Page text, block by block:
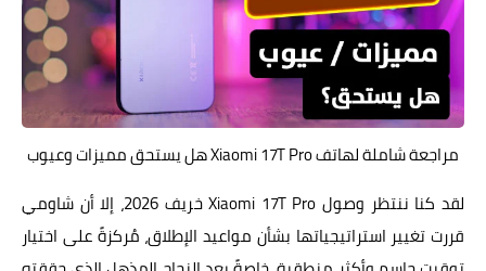
مراجعة شاملة لهاتف Xiaomi 17T Pro هل يستحق مميزات وعيوب
لقد كنا ننتظر وصول Xiaomi 17T Pro خريف 2026، إلا أن شاومي
قررت تغيير استراتيجياتها بشأن مواعيد الإطلاق، مُركزةً على اختيار